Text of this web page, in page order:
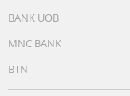
BANK UOB
MNC BANK
BTN